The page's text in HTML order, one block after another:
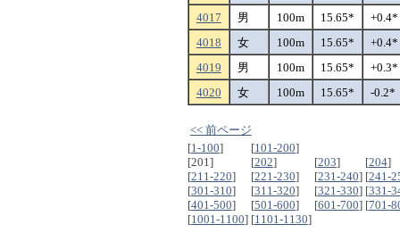
4017
男 100m 15.65*
+0.4*
4018
女 100m 15.65*
+0.4*
4019
男 100m 15.65*
+0.3*
4020
女 100m 15.65* -0.2*
<< 前ページ
[1-100] [101-200]
[201]
[202] [203] [204]
[211-220] [221-230] [231-240] [241-
[301-310] [311-320] [321-330] [331-
[401-500] [501-600] [601-700] [701-
[1001-1100] [1101-1130]